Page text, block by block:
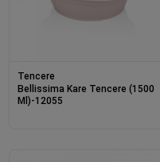
Tencere
Bellissima Kare Tencere (1500
Ml)-12055